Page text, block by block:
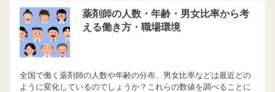
薬剤師の人数・年齢・男女比率から考
える働き方・職場環境
全国で働く薬剤師の人数や年齢の分布、男女比率などは最近どの
ように変化しているのでしょうか？これらの数値を調べることに